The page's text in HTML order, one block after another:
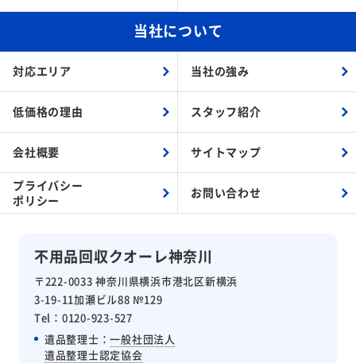
不用品回収クオーレ神奈川
〒222-0033 神奈川県横浜市港北区新横浜
3-19-11加瀬ビル88 №129
Tel：0120-923-527
遺品整理士：一般社団法人
遺品整理士認定協会
当社について
対応エリア 当社の強み
低価格の理由 スタッフ紹介
会社概要 サイトマップ
プライバシー
ポリシー
お問い合わせ